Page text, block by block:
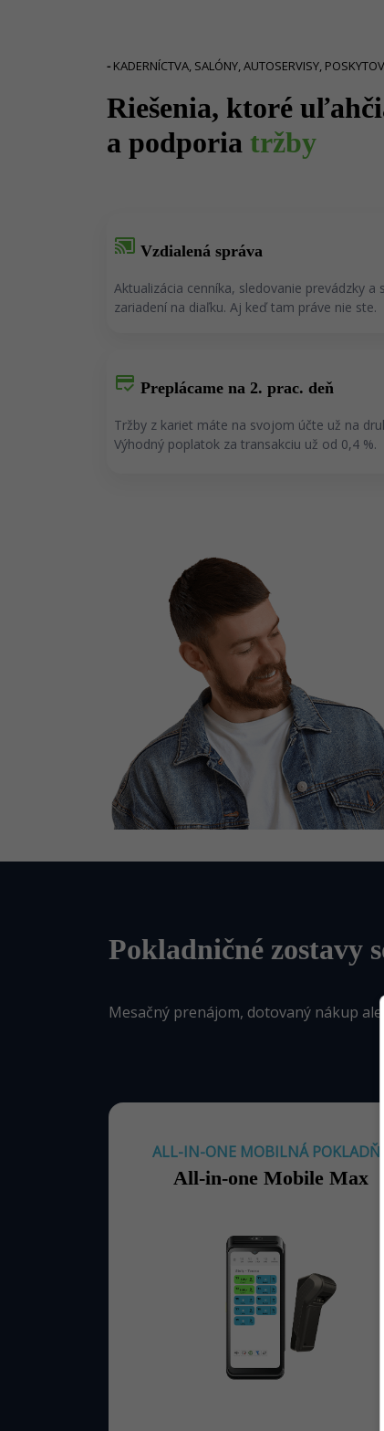
- KADERNÍCTVA, SALÓNY, AUTOSERVISY,
Riešenia, ktoré
a podporia tržby
cast_connected Vzdialená správa
Aktualizácia cenníka, sledovanie prevádzky a
zariadení na diaľku. Aj keď tam práve nie ste.
credit_score Preplácame na 2. prac. deň
Tržby z kariet máte na svojom účte už na
Výhodný poplatok za transakciu už od 0,4 %.
Pokladničné zostavy
Mesačný prenájom, dotovaný nákup
ALL-IN-ONE MOBILNÁ POKLADŇA
All-in-one Mobile Max